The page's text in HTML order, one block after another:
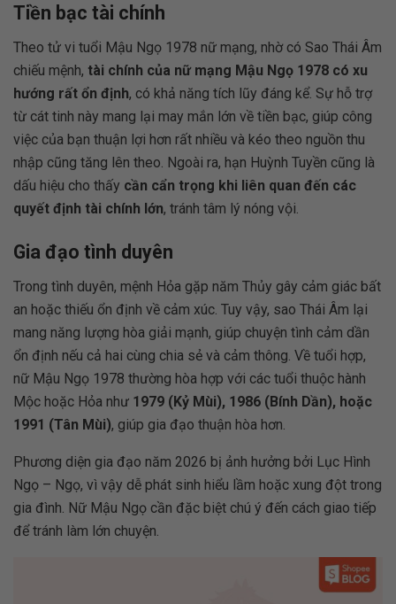
Tiền bạc tài chính
Theo tử vi tuổi Mậu Ngọ 1978 nữ mạng, nhờ có Sao Thái Âm
chiếu mệnh, tài chính của nữ mạng Mậu Ngọ 1978 có xu
hướng rất ổn định, có khả năng tích lũy đáng kể. Sự hỗ trợ
từ cát tinh này mang lại may mắn lớn về tiền bạc, giúp công
việc của bạn thuận lợi hơn rất nhiều và kéo theo nguồn thu
nhập cũng tăng lên theo. Ngoài ra, hạn Huỳnh Tuyền cũng là
dấu hiệu cho thấy cần cẩn trọng khi liên quan đến các
quyết định tài chính lớn, tránh tâm lý nóng vội.
Gia đạo tình duyên
Trong tình duyên, mệnh Hỏa gặp năm Thủy gây cảm giác bất
an hoặc thiếu ổn định về cảm xúc. Tuy vậy, sao Thái Âm lại
mang năng lượng hòa giải mạnh, giúp chuyện tình cảm dần
ổn định nếu cả hai cùng chia sẻ và cảm thông. Về tuổi hợp,
nữ Mậu Ngọ 1978 thường hòa hợp với các tuổi thuộc hành
Mộc hoặc Hỏa như 1979 (Kỷ Mùi), 1986 (Bính Dần), hoặc
1991 (Tân Mùi), giúp gia đạo thuận hòa hơn.
Phương diện gia đạo năm 2026 bị ảnh hưởng bởi Lục Hình
Ngọ – Ngọ, vì vậy dễ phát sinh hiểu lầm hoặc xung đột trong
gia đình. Nữ Mậu Ngọ cần đặc biệt chú ý đến cách giao tiếp
để tránh làm lớn chuyện.